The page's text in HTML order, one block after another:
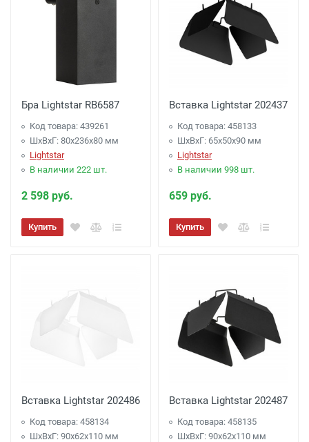
Бра Lightstar RB6587
Код товара: 439261
ШхВхГ: 80x236x80 мм
Lightstar
В наличии 222 шт.
2 598 руб.
Купить
Вставка Lightstar 202437
Код товара: 458133
ШхВхГ: 65x50x90 мм
Lightstar
В наличии 998 шт.
659 руб.
Купить
Вставка Lightstar 202486
Код товара: 458134
ШхВхГ: 90x62x110 мм
Вставка Lightstar 202487
Код товара: 458135
ШхВхГ: 90x62x110 мм